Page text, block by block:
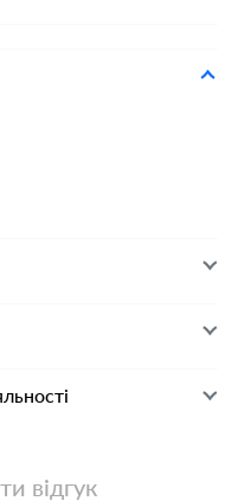
відгук